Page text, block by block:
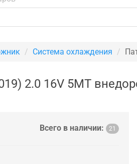
Система охлаждения
2.0 16V 5MT
Всего в наличии: 21